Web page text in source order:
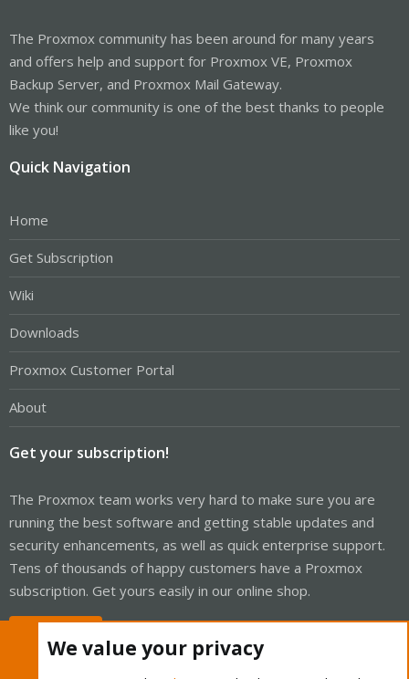
The Proxmox community has been around for many years
and offers help and support for Proxmox VE, Proxmox
Backup Server, and Proxmox Mail Gateway.
We think our community is one of the best thanks to people
like you!
Quick Navigation
Home
Get Subscription
Wiki
Downloads
Proxmox Customer Portal
About
Get your subscription!
The Proxmox team works very hard to make sure you are
running the best software and getting stable updates and
security enhancements, as well as quick enterprise support.
Tens of thousands of happy customers have a Proxmox
subscription. Get yours easily in our online shop.
We value your privacy